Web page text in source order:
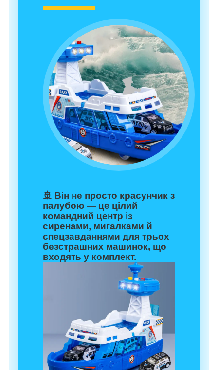
🚢 Він не просто красунчик з
палубою — це цілий
командний центр із
сиренами, мигалками й
спецзавданнями для трьох
безстрашних машинок, що
входять у комплект.